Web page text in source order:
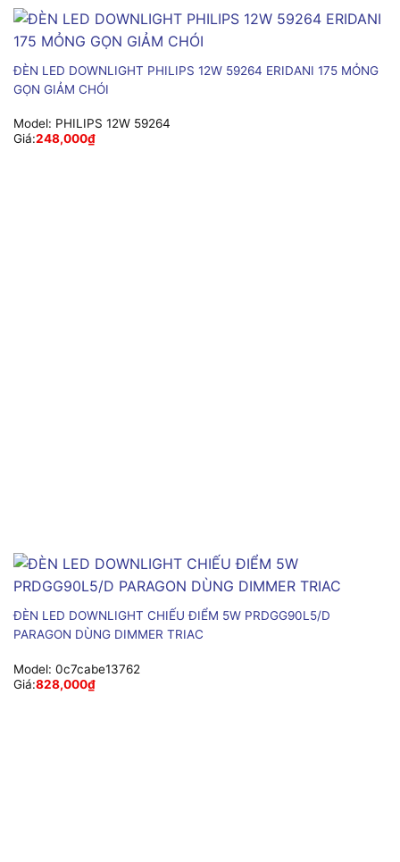
ĐÈN LED DOWNLIGHT PHILIPS 12W 59264 ERIDANI 175 MỎNG
GỌN GIẢM CHÓI
Model: PHILIPS 12W 59264
Giá:248,000₫
ĐÈN LED DOWNLIGHT CHIẾU ĐIỂM 5W PRDGG90L5/D
PARAGON DÙNG DIMMER TRIAC
Model: 0c7cabe13762
Giá:828,000₫